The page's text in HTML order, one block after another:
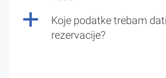
a
Koje podatke trebam
rezervacije?